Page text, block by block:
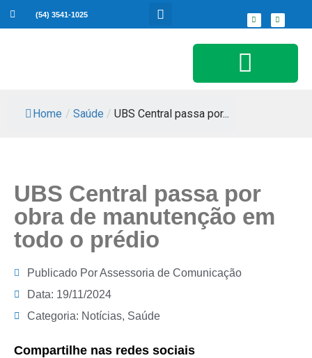
(54) 3541-1025
Home / Saúde / UBS Central passa por...
UBS Central passa por
obra de manutenção em
todo o prédio
Publicado PorAssessoria de Comunicação
Data: 19/11/2024
Categoria: Notícias, Saúde
Compartilhe nas redes sociais